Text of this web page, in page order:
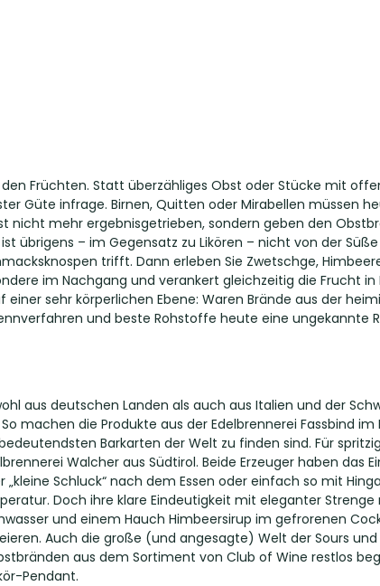
Früchten. Statt überzähliges Obst oder Stücke mit
Güte infrage. Birnen, Quitten oder Mirabellen müssen
nicht mehr ergebnisgetrieben, sondern geben den
übrigens – im Gegensatz zu Likören – nicht von der
trifft. Dann erleben Sie Zwetschge,
im Nachgang und verankert gleichzeitig die Frucht in
sehr körperlichen Ebene: Waren Brände aus der
und beste Rohstoffe heute eine ungekannte
aus deutschen Landen als auch aus Italien und der
machen die Produkte aus der Edelbrennerei Fassbind im
Barkarten der Welt zu finden sind. Für
Walcher aus Südtirol. Beide Erzeuger haben das
Schluck“ nach dem Essen oder einfach so mit
Doch ihre klare Eindeutigkeit mit eleganter Strenge
und einem Hauch Himbeersirup im gefrorenen
Auch die große (und angesagte) Welt der Sours
aus dem Sortiment von Club of Wine restlos
Pendant.